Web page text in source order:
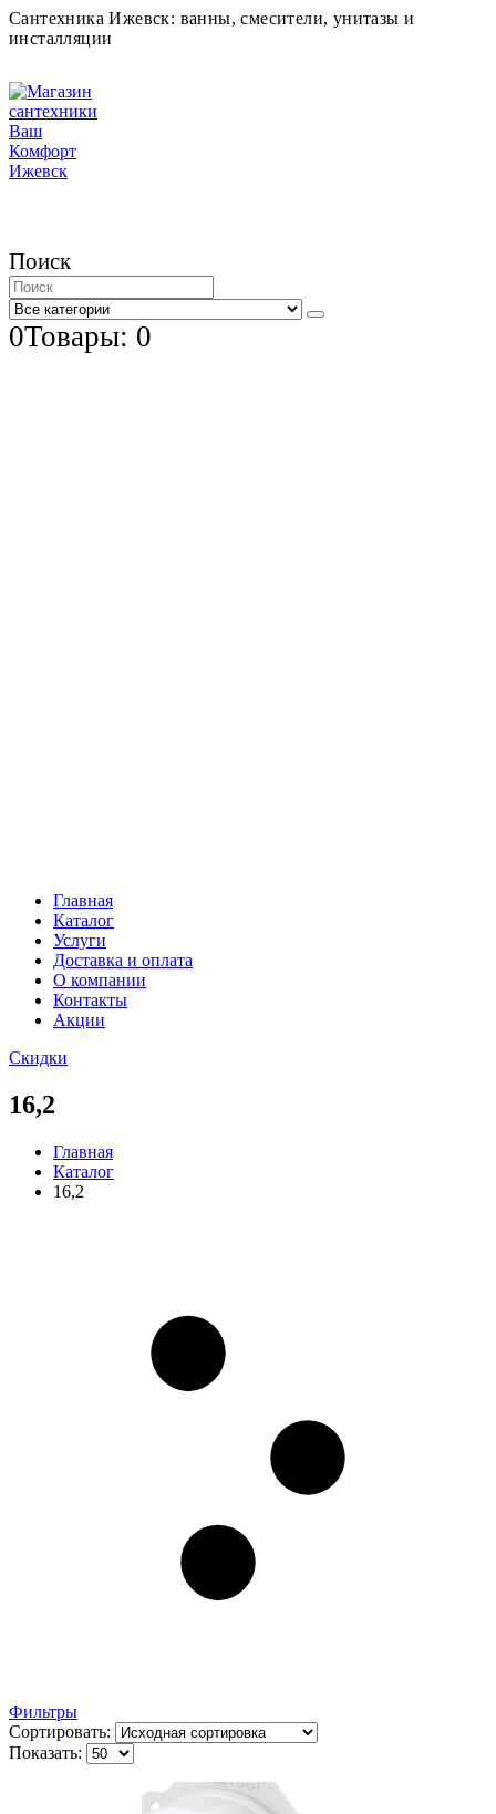
Сантехника Ижевск: ванны, смесители, унитазы и
инсталляции
Поиск
0Товары: 0
Главная
Каталог
Услуги
Доставка и оплата
О компании
Контакты
Акции
Скидки
16,2
Главная
Каталог
16,2
Фильтры
Сортировать:
Показать: